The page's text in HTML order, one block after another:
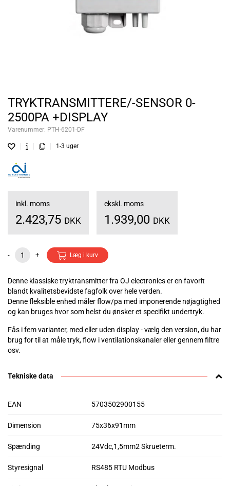
TRYKTRANSMITTERE/-SENSOR 0-
2500PA +DISPLAY
Varenummer: PTH-6201-DF
1-3 uger
inkl. moms
2.423,75 DKK
ekskl. moms
1.939,00 DKK
- + Læg i kurv
Denne klassiske tryktransmitter fra OJ electronics er en favorit
blandt kvalitetsbevidste fagfolk over hele verden.
Denne fleksible enhed måler flow/pa med imponerende nøjagtighed
og kan bruges hvor som helst du ønsker et specifikt undertryk.
Fås i fem varianter, med eller uden display - vælg den version, du har
brug for til at måle tryk, flow i ventilationskanaler eller gennem filtre
osv.
Tekniske data
EAN 5703502900155
Dimension 75x36x91mm
Spænding 24Vdc,1,5mm2 Skrueterm.
Styresignal RS485 RTU Modbus